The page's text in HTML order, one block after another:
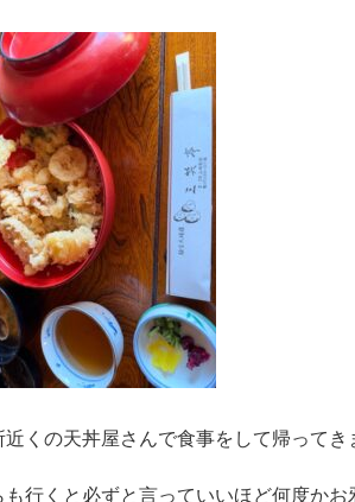
近くの天丼屋さんで食事をして帰ってき
も行くと必ずと言っていいほど何度か